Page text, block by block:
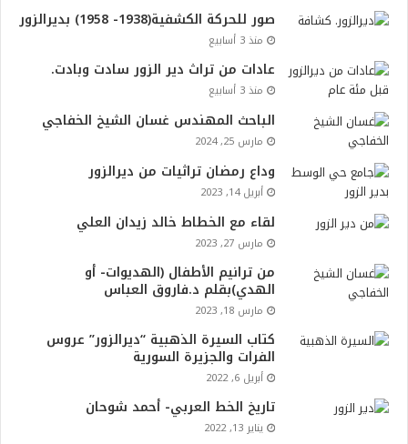
صور للحركة الكشفية(1938- 1958) بديرالزور
منذ 3 أسابيع
عادات من تراث دير الزور سادت وبادت.
منذ 3 أسابيع
الباحث المهندس غسان الشيخ الخفاجي
مارس 25, 2024
وداع رمضان تراثيات من ديرالزور
أبريل 14, 2023
لقاء مع الخطاط خالد زيدان العلي
مارس 27, 2023
من ترانيم الأطفال (الهديوات- أو
الهدي)بقلم د.فاروق العباس
مارس 18, 2023
كتاب السيرة الذهبية “ديرالزور” عروس
الفرات والجزيرة السورية
أبريل 6, 2022
تاريخ الخط العربي- أحمد شوحان
يناير 13, 2022